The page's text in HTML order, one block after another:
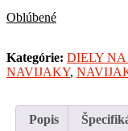
Oblúbené
Kategórie: DIELY NA
NAVIJAKY,
Popis